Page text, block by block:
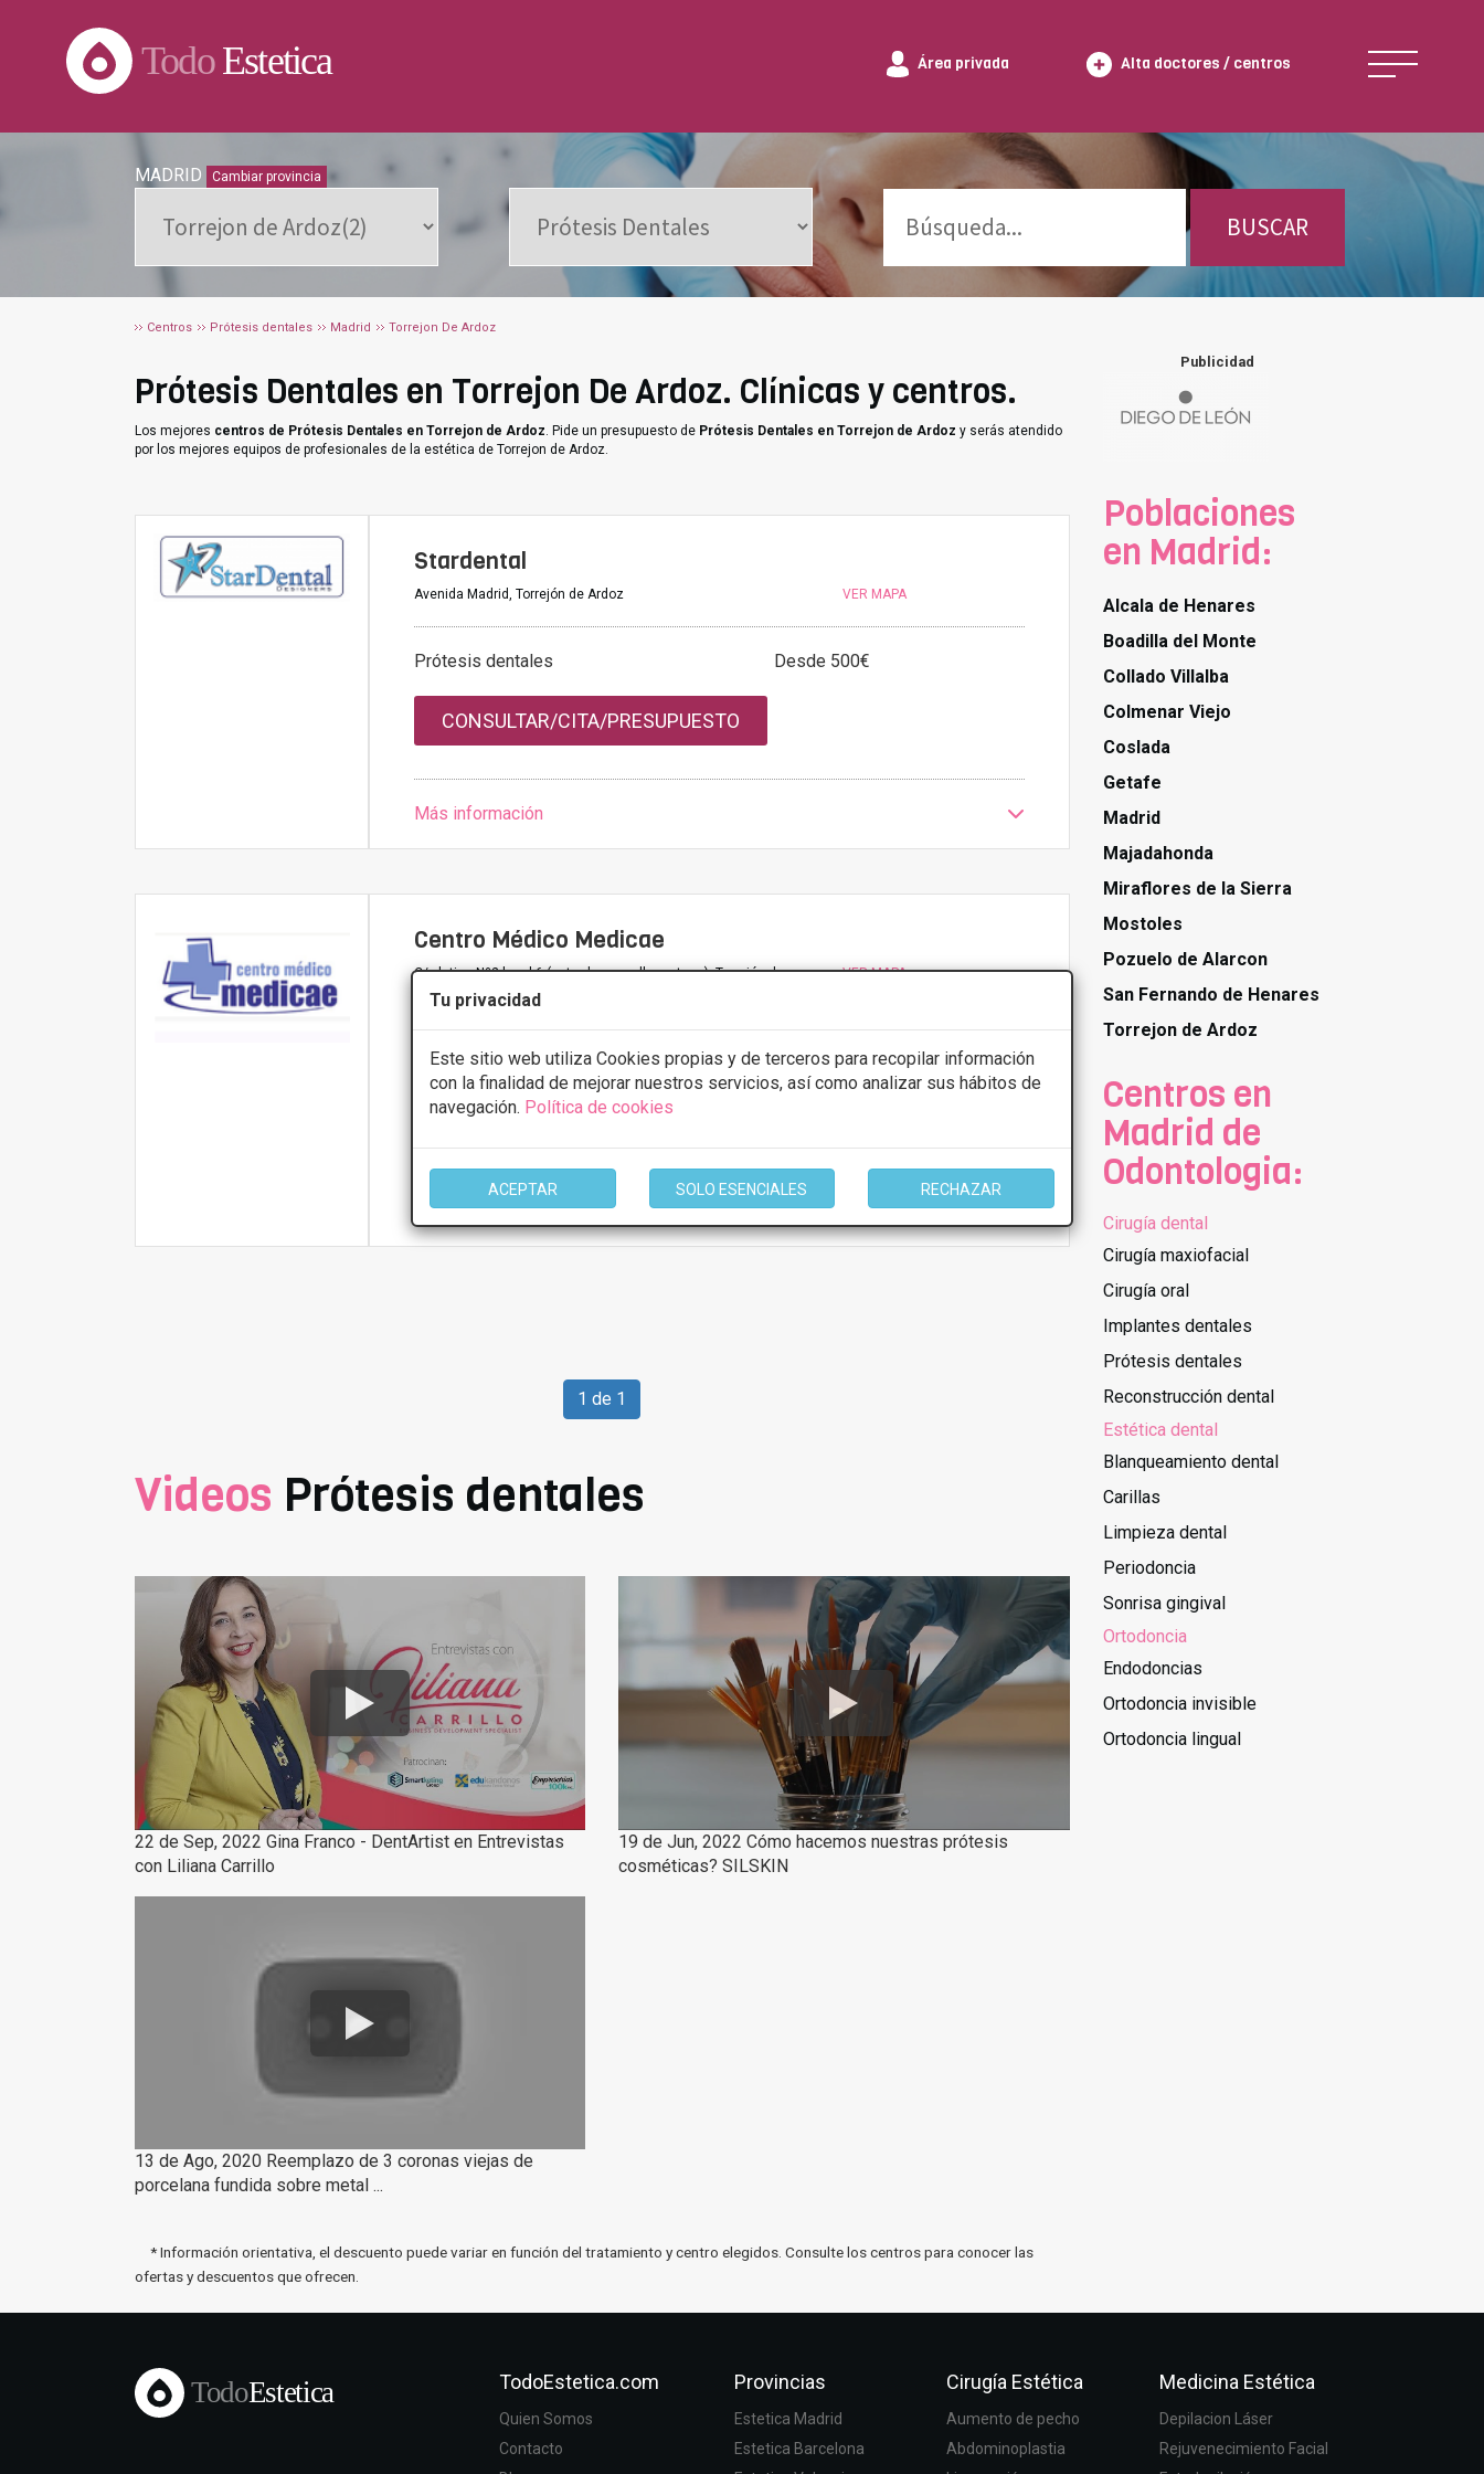
Tu privacidad
Este sitio web utiliza Cookies propias y de terceros para recopilar información
con la finalidad de mejorar nuestros servicios, así como analizar sus hábitos de
navegación. Política de cookies
ACEPTAR SOLO ESENCIALES RECHAZAR
TodoEstetica Área privada Alta doctores / centros
MADRID Cambiar provincia
BUSCAR
Centros Prótesis dentales Madrid Torrejon De Ardoz
Prótesis Dentales en Torrejon De Ardoz. Clínicas y centros.
Los mejores centros de Prótesis Dentales en Torrejon de Ardoz. Pide un presupuesto de Prótesis Dentales en Torrejon de Ardoz y serás atendido
por los mejores equipos de profesionales de la estética de Torrejon de Ardoz.
Stardental
Avenida Madrid, Torrejón de Ardoz VER MAPA
Prótesis dentales Desde 500€
CONSULTAR/CITA/PRESUPUESTO
Más información
Centro Médico Medicae
C/ platino Nº2 local 6 (entrada por calle metano), Torrejón de
Ardoz
VER MAPA
Presupuestos con5% de descuento *
CONSULTAR/CITA/PRESUPUESTO
Más información
1 de 1
Videos Prótesis dentales
22 de Sep, 2022 Gina Franco - DentArtist en Entrevistas
con Liliana Carrillo
19 de Jun, 2022 Cómo hacemos nuestras prótesis
cosméticas? SILSKIN
13 de Ago, 2020 Reemplazo de 3 coronas viejas de
porcelana fundida sobre metal ...
* Información orientativa, el descuento puede variar en función del tratamiento y centro elegidos. Consulte los centros para conocer las
ofertas y descuentos que ofrecen.
Publicidad
Poblaciones
en Madrid:
Alcala de Henares
Boadilla del Monte
Collado Villalba
Colmenar Viejo
Coslada
Getafe
Madrid
Majadahonda
Miraflores de la Sierra
Mostoles
Pozuelo de Alarcon
San Fernando de Henares
Torrejon de Ardoz
Centros en
Madrid de
Odontologia:
Cirugía dental
Cirugía maxiofacial
Cirugía oral
Implantes dentales
Prótesis dentales
Reconstrucción dental
Estética dental
Blanqueamiento dental
Carillas
Limpieza dental
Periodoncia
Sonrisa gingival
Ortodoncia
Endodoncias
Ortodoncia invisible
Ortodoncia lingual
TodoEstetica TodoEstetica.com
Quien Somos
Contacto
Provincias
Estetica Madrid
Estetica Barcelona
Cirugía Estética
Aumento de pecho
Abdominoplastia
Medicina Estética
Depilacion Láser
Rejuvenecimiento Facial